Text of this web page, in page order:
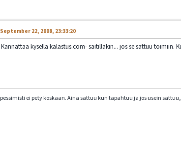
September 22, 2008, 23:33:20
Kannattaa kysellä kalastus.com- saitillakin... jos se sattuu toimiin.
pessimisti ei pety koskaan. Aina sattuu kun tapahtuu ja jos usein